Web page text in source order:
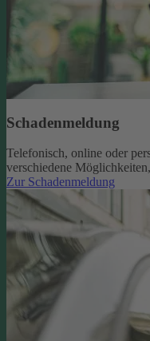
Schadenmeldung
Telefonisch, online oder
verschiedene
Zur Schadenmeldung